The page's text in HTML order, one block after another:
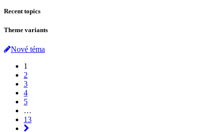
Recent topics
Theme variants
Nové téma
1
2
3
4
5
…
13